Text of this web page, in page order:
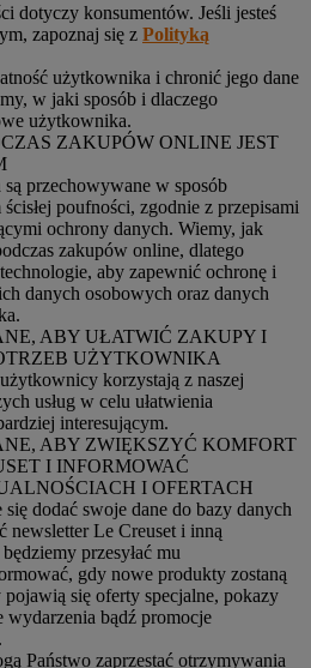
dotyczy konsumentów. Jeśli jesteś
zapoznaj się z Polityką
użytkownika i chronić jego dane
w jaki sposób i dlaczego
użytkownika.
ZAKUPÓW ONLINE JEST
przechowywane w sposób
poufności, zgodnie z przepisami
ochrony danych. Wiemy, jak
zakupów online, dlatego
aby zapewnić ochronę i
danych osobowych oraz danych
ABY UŁATWIĆ ZAKUPY I
UŻYTKOWNIKA
korzystają z naszej
usług w celu ułatwienia
interesującym.
ABY ZWIĘKSZYĆ KOMFORT
I INFORMOWAĆ
I OFERTACH
dodać swoje dane do bazy danych
Le Creuset i inną
przesyłać mu
gdy nowe produkty zostaną
się oferty specjalne, pokazy
wydarzenia bądź promocje
Państwo zaprzestać otrzymywania